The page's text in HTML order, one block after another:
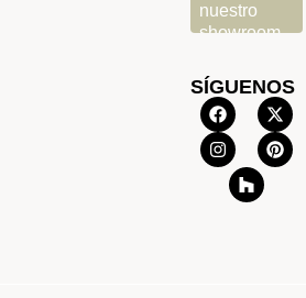
nuestro
showroom
SÍGUENOS